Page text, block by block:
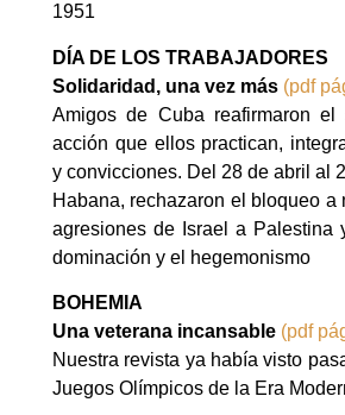
1951
DÍA DE LOS TRABAJADORES
Solidaridad, una vez más (pdf
Amigos de Cuba reafirmaron el
acción que ellos practican,
y convicciones. Del 28 de abril al
Habana, rechazaron el bloqueo a
agresiones de Israel a Palestina
dominación y el hegemonismo
BOHEMIA
Una veterana incansable (pdf
Nuestra revista ya había visto
Juegos Olímpicos de la Era